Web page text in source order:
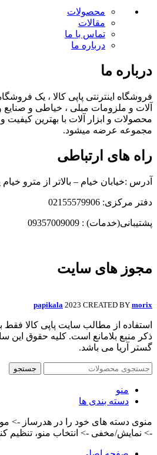
محصولات
مقالات
تماس با ما
درباره ما
درباره ما
فروشگاه اینترنتی پاپی کالا ، یک
آلات و ملزومات مبلی ، خیاطی و صنایع
محصولات و ابزار آلات با بهترین
مجموعه عرضه میشود.
راه های ارتباطی
آدرس :خیابان خیام – بالاتر از مترو خیام
دفتر مرکزی: 02155579906
پشتیبانی(خدمات) : 09357009009
مجوز های سایت
papikala 2023 CREATED BY morix
استفاده از مطالب سایت پاپی کالا فقط
ذکر منبع بلامانع است. کلیه حقوق این
گستر آریا می باشد.
جستجو
منو
دسته بندی ها
منوی دسته های خود را در هدرساز ->
-> نمایش/مخفی -> انتخاب منو، تنظیم